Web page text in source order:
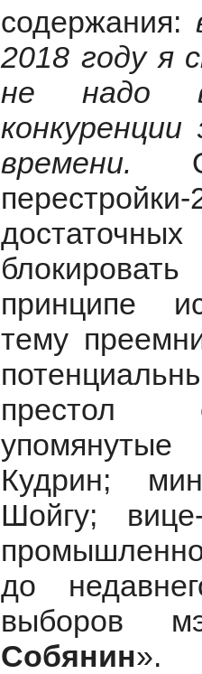
содержания:
2018 году я
не надо
времени.
принципе
тему
престол
Кудрин;
Шойгу;
до
выборов
Собянин».